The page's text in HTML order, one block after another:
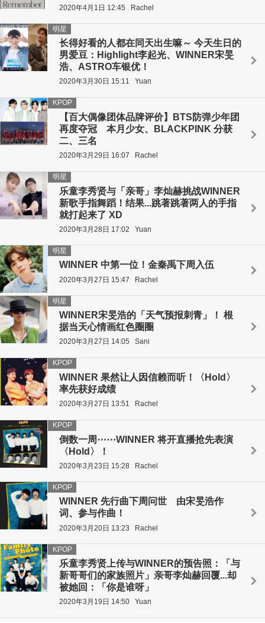
2020年4月1日 12:45 Rachel
长得好看的人都在同天出生嘛～ 今天生日的
男爱豆：Highlight李起光、WINNER宋旻
浩、ASTRO车银优！
明星
2020年3月30日 15:11 Yuan
【百大偶像团体品牌评价】BTS防弹少年团
再度夺冠 本月少女、BLACKPINK 分获
二、三名
KPOP
2020年3月29日 16:07 Rachel
乐童李秀贤与「亲哥」李灿赫挑战WINNER
新歌手指舞蹈！结果...跳著跳著两人的手指
就打起来了 XD
明星
2020年3月28日 17:02 Yuan
WINNER 中第一位！金秦禹下周入伍
明星
2020年3月27日 15:47 Rachel
WINNER宋旻浩的「天气预报刺青」！ 根
据当天心情画红色圈圈
明星
2020年3月27日 14:05 Sani
WINNER 果然让人因信赖而听！〈Hold〉
率先获好成绩
KPOP
2020年3月27日 13:51 Rachel
倒数一周⋯⋯WINNER 将开直播抢先表演
〈Hold〉！
KPOP
2020年3月23日 15:28 Rachel
WINNER 先行曲下周问世 由宋旻浩作
词、参与作曲！
KPOP
2020年3月20日 13:23 Rachel
乐童李秀贤上传与WINNER的预告照：「与
新哥哥们的家族照片」亲哥李灿赫回覆...却
被她回：「你是谁呀」
KPOP
2020年3月19日 14:50 Yuan